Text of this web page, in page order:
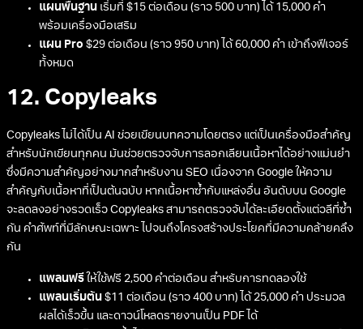
แผนพื้นฐาน เริ่มที่ $15 ต่อเดือน (ราว 500 บาท) ได้ 15,000 คำ
พร้อมเครื่องมือเสริม
แผน Pro $29 ต่อเดือน (ราว 950 บาท) ได้ 60,000 คำ เข้าถึงฟีเจอร์
ทั้งหมด
12. Copyleaks
Copyleaks ไม่ได้เป็น AI ช่วยเขียนบทความโดยตรง แต่เป็นเครื่องมือสำคัญ
สำหรับนักเขียนทุกคน มันช่วยตรวจจับการลอกเลียนเนื้อหาได้อย่างแม่นยำ
ซึ่งมีความสำคัญอย่างมากสำหรับงาน SEO เนื่องจาก Google ให้ความ
สำคัญกับเนื้อหาที่เป็นต้นฉบับ หากเนื้อหาซ้ำกับแหล่งอื่น อันดับบน Google
จะลดลงอย่างรวดเร็ว Copyleaks สามารถตรวจจับได้ละเอียดตั้งแต่วลีที่ซ้ำ
กัน คำศัพท์ที่มีลักษณะเฉพาะ ไปจนถึงโครงสร้างประโยคที่มีความคล้ายคลึง
กัน
แพลนฟรี ให้ใช้ฟรี 2,500 คำต่อเดือน สำหรับการทดลองใช้
แพลนเริ่มต้น $11 ต่อเดือน (ราว 400 บาท) ได้ 25,000 คำ ประมวล
ผลได้เร็วขึ้น และดาวน์โหลดรายงานเป็น PDF ได้